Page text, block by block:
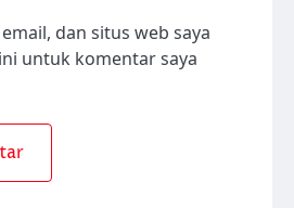
dan situs web saya
untuk komentar saya